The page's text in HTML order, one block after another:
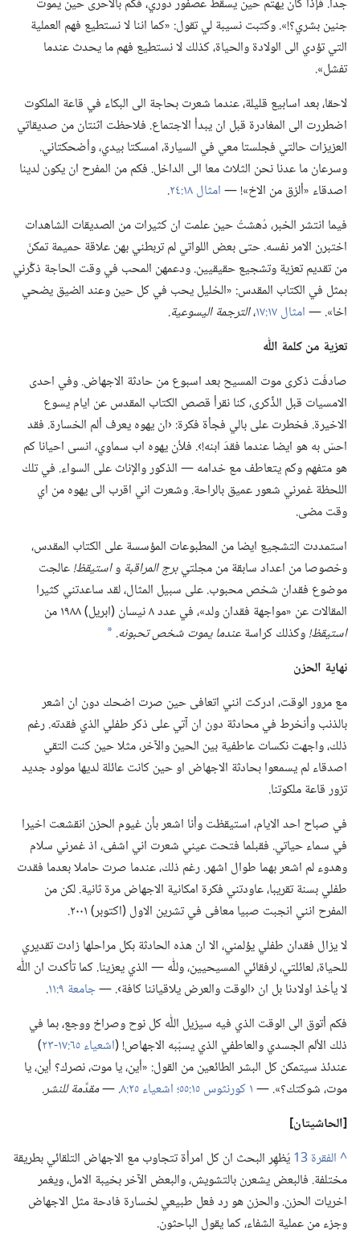
جدا.‏ فإذا كان يهتم حين يسقط عصفور دوري،‏ فكم بالاحرى حين يموت
جنين بشري؟‏!‏».‏ وكتبت نسيبة لي تقول:‏ «كما اننا لا نستطيع فهم العملية
التي تؤدي الى الولادة والحياة،‏ كذلك لا نستطيع فهم ما يحدث عندما
تفشل».‏
لاحقا،‏ بعد اسابيع قليلة،‏ عندما شعرت بحاجة الى البكاء في قاعة الملكوت
اضطررت الى المغادرة قبل ان يبدأ الاجتماع.‏ فلاحظت اثنتان من صديقاتي
العزيزات حالتي فجلستا معي في السيارة،‏ امسكتا بيدي،‏ وأضحكتاني.‏
وسرعان ما عدنا نحن الثلاث معا الى الداخل.‏ فكم من المفرح ان يكون لدينا
اصدقاء «ألزق من الاخ»!‏ —‏امثال ١٨:‏٢٤
‏.‏
فيما انتشر الخبر،‏ دُهشتُ حين علمت ان كثيرات من الصديقات الشاهدات
اختبرن الامر نفسه.‏ حتى بعض اللواتي لم تربطني بهن علاقة حميمة تمكنّ
من تقديم تعزية وتشجيع حقيقيين.‏ ودعمهن المحب في وقت الحاجة ذكَّرني
بمثل في الكتاب المقدس:‏ «الخليل يحب في كل حين وعند الضيق يضحي
اخا».‏ —‏امثال ١٧:‏١٧ ‏،‏الترجمة اليسوعية.‏
تعزية من كلمة اللّٰه
صادفَت ذكرى موت المسيح بعد اسبوع من حادثة الاجهاض.‏ وفي احدى
الامسيات قبل الذِّكرى،‏ كنا نقرأ قصص الكتاب المقدس عن ايام يسوع
الاخيرة.‏ فخطرت على بالي فجأة فكرة:‏ ‹ان يهوه يعرف ألم الخسارة.‏ فقد
احسّ به هو ايضا عندما فقدَ ابنه!‏›.‏ فلأن يهوه اب سماوي،‏ انسى احيانا كم
هو متفهم وكم يتعاطف مع خدامه —‏ الذكور والإناث على السواء.‏ في تلك
اللحظة غمرني شعور عميق بالراحة.‏ وشعرت اني اقرب الى يهوه من اي
وقت مضى.‏
استمددت التشجيع ايضا من المطبوعات المؤسسة على الكتاب المقدس،‏
وخصوصا من اعداد سابقة من مجلتيبرج المراقبة واستيقظ!‏عالجت
موضوع فقدان شخص محبوب.‏ على سبيل المثال،‏ لقد ساعدتني كثيرا
المقالات عن «مواجهة فقدان ولد»،‏ في عدد ٨ نيسان (‏ابريل)‏ ١٩٨٨ من
استيقظ!‏وكذلك كراسةعندما يموت شخص تحبونه.‏ *
نهاية الحزن
مع مرور الوقت،‏ ادركت انني اتعافى حين صرت اضحك دون ان اشعر
بالذنب وأنخرط في محادثة دون ان آتي على ذكر طفلي الذي فقدته.‏ رغم
ذلك،‏ واجهت نكسات عاطفية بين الحين والآخر،‏ مثلا حين كنت التقي
اصدقاء لم يسمعوا بحادثة الاجهاض او حين كانت عائلة لديها مولود جديد
تزور قاعة ملكوتنا.‏
في صباح احد الايام،‏ استيقظت وأنا اشعر بأن غيوم الحزن انقشعت اخيرا
في سماء حياتي.‏ فقبلما فتحت عيني شعرت اني اشفى،‏ اذ غمرني سلام
وهدوء لم اشعر بهما طوال اشهر.‏ رغم ذلك،‏ عندما صرت حاملا بعدما فقدت
طفلي بسنة تقريبا،‏ عاودتني فكرة امكانية الاجهاض مرة ثانية.‏ لكن من
المفرح انني انجبت صبيا معافى في تشرين الاول (‏اكتوبر)‏ ٢٠٠١.‏
لا يزال فقدان طفلي يؤلمني،‏ الا ان هذه الحادثة بكل مراحلها زادت تقديري
للحياة،‏ لعائلتي،‏ لرفقائي المسيحيين،‏ وللّٰه —‏ الذي يعزينا.‏ كما تأكدت ان اللّٰه
لا يأخذ اولادنا بل ان ‹الوقت والعرض يلاقياننا كافة›.‏ —‏جامعة ٩:‏١١
‏.‏
فكم أتوق الى الوقت الذي فيه سيزيل اللّٰه كل نوح وصراخ ووجع،‏ بما في
ذلك الألم الجسدي والعاطفي الذي يسبّبه الاجهاص!‏ (‏اشعياء ٦٥:‏١٧-‏٢٣
‏)‏
عندئذ سيتمكن كل البشر الطائعين من القول:‏ «أين،‏ يا موت،‏ نصرك؟‏ أين،‏ يا
موت،‏ شوكتك؟‏».‏ —‏١ كورنثوس ١٥:‏٥٥؛‏ اشعياء ٢٥:‏٨ ‏.‏ —‏مقدَّمة للنشر.‏
‏[الحاشيتان]‏
^
يُظهِر البحث ان كل امرأة تتجاوب مع الاجهاض التلقائي بطريقة
مختلفة.‏ فالبعض يشعرن بالتشويش،‏ والبعض الآخر بخيبة الامل،‏ ويغمر
اخريات الحزن.‏ والحزن هو رد فعل طبيعي لخسارة فادحة مثل الاجهاض
وجزء من عملية الشفاء،‏ كما يقول الباحثون.‏